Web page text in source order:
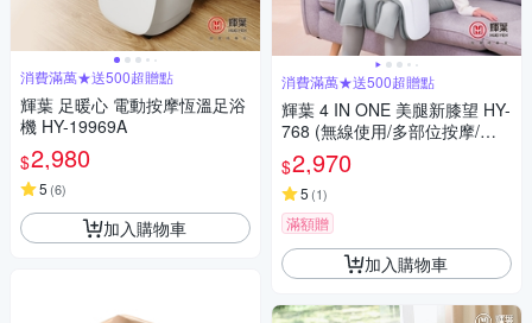
消費滿萬★送500超贈點
輝葉 足暖心 電動按摩恆溫足浴
機 HY-19969A
$2,980
5 (6)
加入購物車
消費滿萬★送500超贈點
輝葉 4 IN ONE 美腿新膝望 HY-
768 (無線使用/多部位按摩/三
段力度三種按摩手法調節)
$2,970
5 (1)
滿額贈
加入購物車